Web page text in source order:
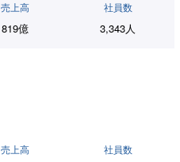
売上高
819億
社員数
3,343人
売上高 社員数